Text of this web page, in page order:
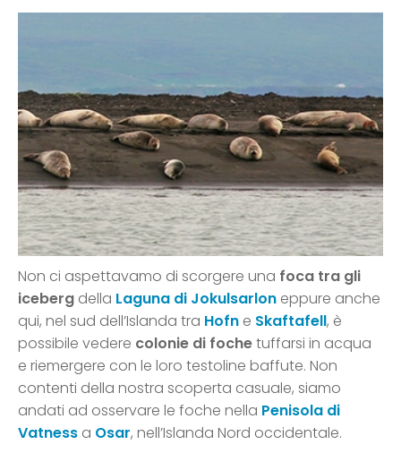
Non ci aspettavamo di scorgere una foca tra gli
iceberg della Laguna di Jokulsarlon eppure anche
qui, nel sud dell’Islanda tra Hofn e Skaftafell, è
possibile vedere colonie di fochetuffarsi in acqua
e riemergere con le loro testoline baffute. Non
contenti della nostra scoperta casuale, siamo
andati ad osservare le foche nella Penisola di
Vatness a Osar, nell’Islanda Nord occidentale.